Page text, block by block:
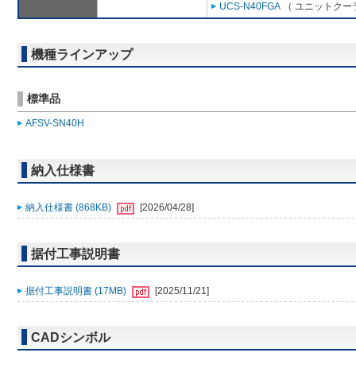
UCS-N40FGA （ ユニットク
機種ラインアップ
標準品
AFSV-SN40H
納入仕様書
納入仕様書 (868KB) [2026/04/28]
据付工事説明書
据付工事説明書 (17MB) [2025/11/21]
CADシンボル